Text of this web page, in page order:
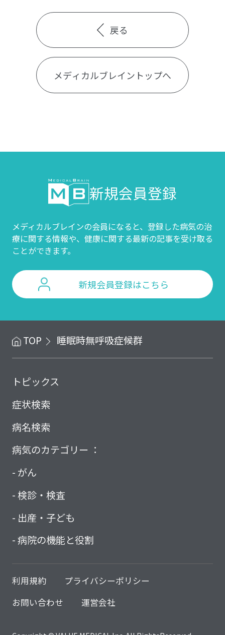
戻る
メディカルブレイントップへ
新規会員登録
メディカルブレインの会員になると、登録した病気の治
療に関する情報や、 健康に関する最新の記事を受け取る
ことができます。
新規会員登録はこちら
TOP 睡眠時無呼吸症候群
トピックス
症状検索
病名検索
病気のカテゴリー ：
がん
検診・検査
出産・子ども
病院の機能と役割
利用規約
プライバシーポリシー
お問い合わせ
運営会社